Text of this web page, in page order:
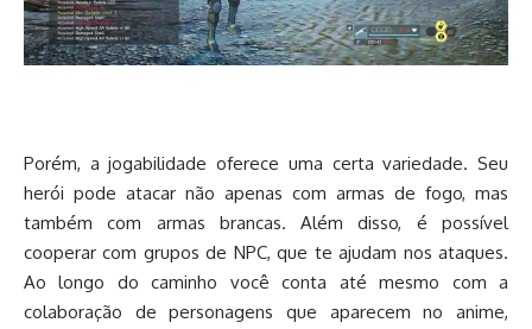
Porém, a jogabilidade oferece uma certa variedade. Seu
herói pode atacar não apenas com armas de fogo, mas
também com armas brancas. Além disso, é possível
cooperar com grupos de NPC, que te ajudam nos ataques.
Ao longo do caminho você conta até mesmo com a
colaboração de personagens que aparecem no anime,